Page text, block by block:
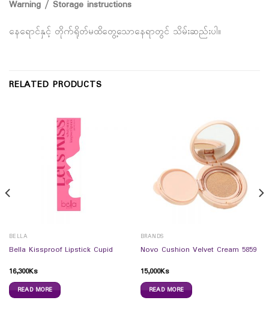
Warning / Storage instructions
နေရောင်နှင့် တိုက်ရိုတ်မထိတွေ့သောနေရာတွင် သိမ်းဆည်းပါ။
RELATED PRODUCTS
BELLA
Bella Kissproof Lipstick Cupid
16,300Ks
READ MORE
BRANDS
Novo Cushion Velvet Cream 5859
15,000Ks
READ MORE